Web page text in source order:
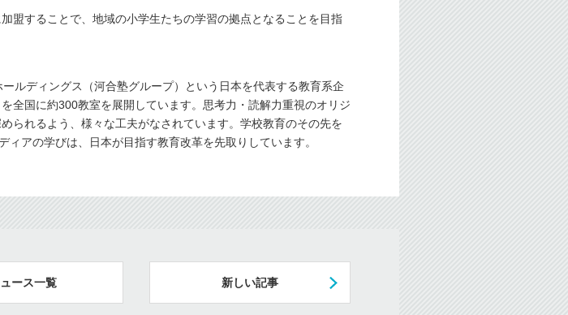
盟することで、地域の小学生たちの学習の拠点となることを目指
ルディングス（河合塾グループ）という日本を代表する教育系企
全国に約300教室を展開しています。思考力・読解力重視のオリジ
られるよう、様々な工夫がなされています。学校教育のその先を
ィアの学びは、日本が目指す教育改革を先取りしています。
新しい記事
ース一覧